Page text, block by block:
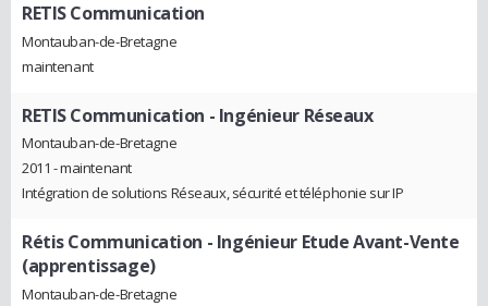
RETIS Communication
Montauban-de-Bretagne
maintenant
RETIS Communication - Ingénieur Réseaux
Montauban-de-Bretagne
2011 - maintenant
Intégration de solutions Réseaux, sécurité et téléphonie sur IP
Rétis Communication - Ingénieur Etude Avant-Vente
(apprentissage)
Montauban-de-Bretagne